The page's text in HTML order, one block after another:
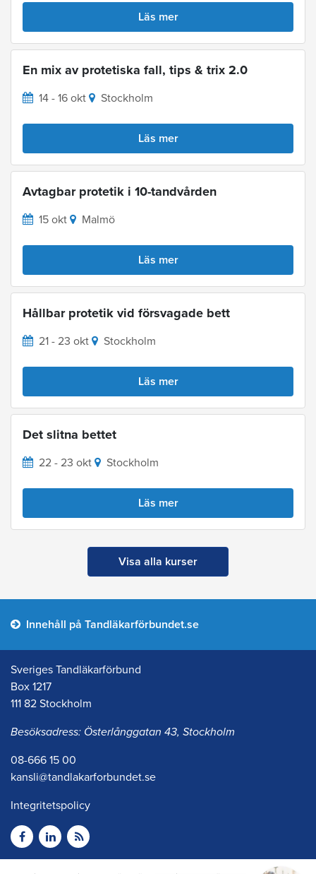
Läs mer
En mix av protetiska fall, tips & trix 2.0
14 - 16 okt Stockholm
Läs mer
Avtagbar protetik i 10-tandvården
15 okt Malmö
Läs mer
Hållbar protetik vid försvagade bett
21 - 23 okt Stockholm
Läs mer
Det slitna bettet
22 - 23 okt Stockholm
Läs mer
Visa alla kurser
Innehåll på Tandläkarförbundet.se
Sveriges Tandläkarförbund
Box 1217
111 82 Stockholm
Besöksadress: Österlånggatan 43, Stockholm
08-666 15 00
kansli@tandlakarforbundet.se
Integritetspolicy